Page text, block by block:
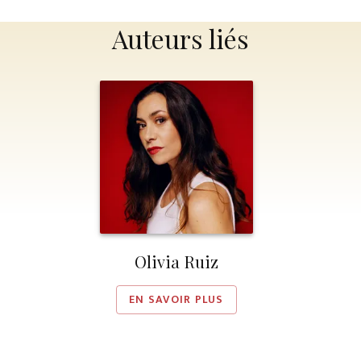
Auteurs liés
Olivia Ruiz
EN SAVOIR PLUS